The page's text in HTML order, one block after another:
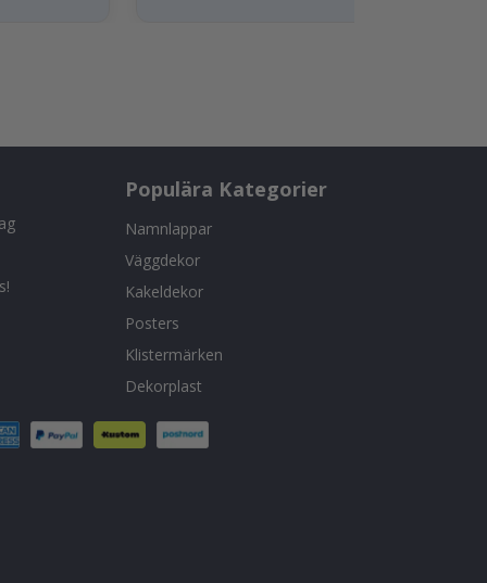
Populära Kategorier
Namnlappar
Väggdekor
Kakeldekor
Posters
Klistermärken
Dekorplast